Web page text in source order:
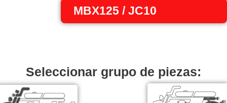
MBX125 / JC10
Seleccionar grupo de piezas: